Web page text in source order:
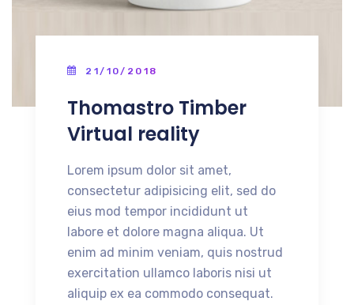
21/10/2018
Thomastro Timber
Virtual reality
Lorem ipsum dolor sit amet,
consectetur adipisicing elit, sed do
eius mod tempor incididunt ut
labore et dolore magna aliqua. Ut
enim ad minim veniam, quis nostrud
exercitation ullamco laboris nisi ut
aliquip ex ea commodo consequat.